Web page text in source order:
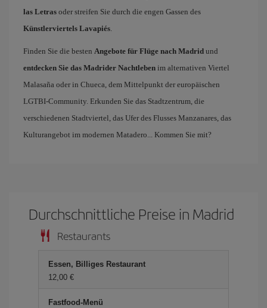
las Letras oder streifen Sie durch die engen Gassen des
Künstlerviertels Lavapiés.
Finden Sie die besten Angebote für Flüge nach Madrid und
entdecken Sie das Madrider Nachtleben im alternativen Viertel
Malasaña oder in Chueca, dem Mittelpunkt der europäischen
LGTBI-Community. Erkunden Sie das Stadtzentrum, die
verschiedenen Stadtviertel, das Ufer des Flusses Manzanares, das
Kulturangebot im modernen Matadero... Kommen Sie mit?
Durchschnittliche Preise in Madrid
Restaurants
Essen, Billiges Restaurant
12,00 €
Fastfood-Menü